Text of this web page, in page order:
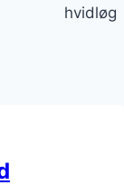
hvidløg